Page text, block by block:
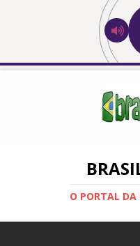
O PORTAL DA